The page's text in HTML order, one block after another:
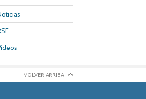
VOLVER ARRIBA